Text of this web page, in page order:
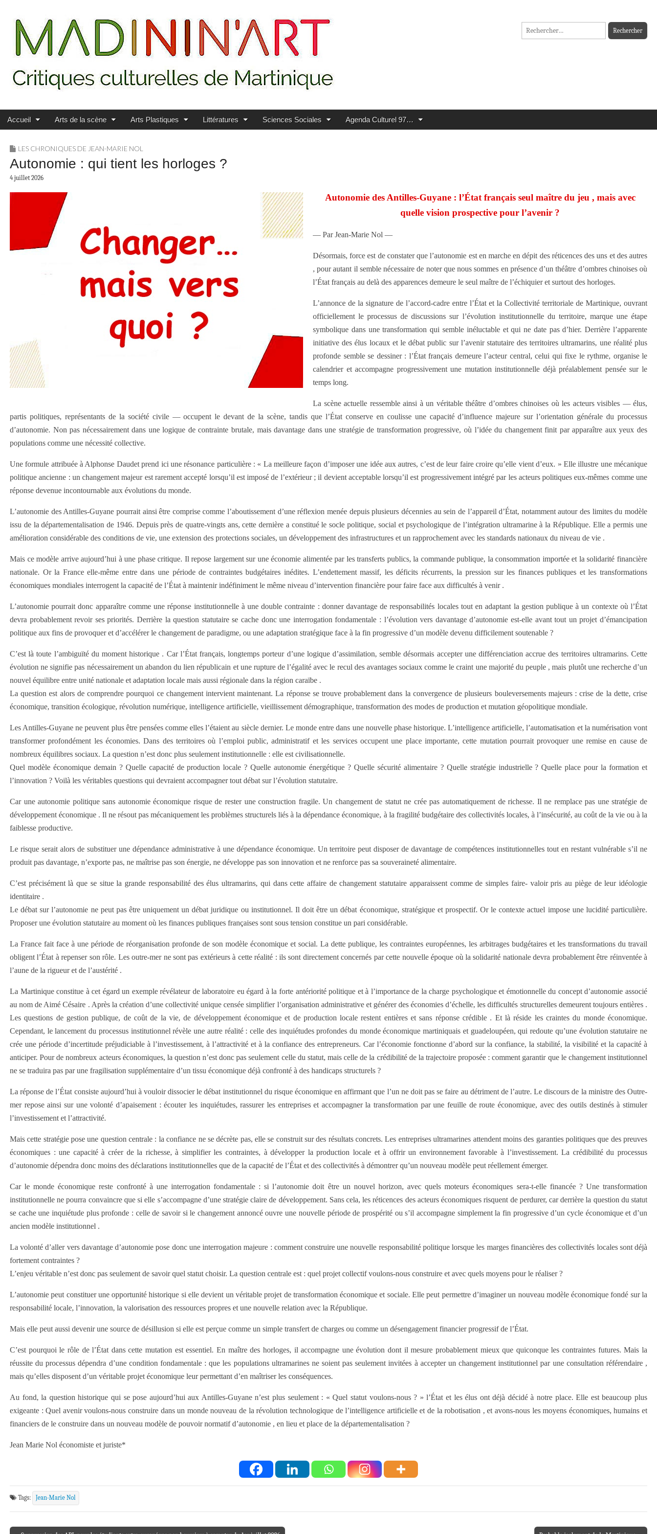
MADININ'ART
Rechercher :
Main menu
Skip to content
Accueil Arts de la scène Arts Plastiques Littératures Sciences Sociales Agenda Culturel 97…
LES CHRONIQUES DE JEAN-MARIE NOL
Autonomie : qui tient les horloges ?
4 juillet 2026
Autonomie des Antilles-Guyane : l’État français seul maître du jeu , mais avec
quelle vision prospective pour l’avenir ?
— Par Jean-Marie Nol —
Désormais, force est de constater que l’autonomie est en marche en dépit des réticences des uns et des autres
, pour autant il semble nécessaire de noter que nous sommes en présence d’un théâtre d’ombres chinoises où
l’État français au delà des apparences demeure le seul maître de l’échiquier et surtout des horloges.
L’annonce de la signature de l’accord-cadre entre l’État et la Collectivité territoriale de Martinique, ouvrant
officiellement le processus de discussions sur l’évolution institutionnelle du territoire, marque une étape
symbolique dans une transformation qui semble inéluctable et qui ne date pas d’hier. Derrière l’apparente
initiative des élus locaux et le débat public sur l’avenir statutaire des territoires ultramarins, une réalité plus
profonde semble se dessiner : l’État français demeure l’acteur central, celui qui fixe le rythme, organise le
calendrier et accompagne progressivement une mutation institutionnelle déjà préalablement pensée sur le
temps long.
La scène actuelle ressemble ainsi à un véritable théâtre d’ombres chinoises où les acteurs visibles — élus,
partis politiques, représentants de la société civile — occupent le devant de la scène, tandis que l’État conserve en coulisse une capacité d’influence majeure sur l’orientation générale du processus
d’autonomie. Non pas nécessairement dans une logique de contrainte brutale, mais davantage dans une stratégie de transformation progressive, où l’idée du changement finit par apparaître aux yeux des
populations comme une nécessité collective.
Une formule attribuée à Alphonse Daudet prend ici une résonance particulière : « La meilleure façon d’imposer une idée aux autres, c’est de leur faire croire qu’elle vient d’eux. » Elle illustre une mécanique
politique ancienne : un changement majeur est rarement accepté lorsqu’il est imposé de l’extérieur ; il devient acceptable lorsqu’il est progressivement intégré par les acteurs politiques eux-mêmes comme une
réponse devenue incontournable aux évolutions du monde.
L’autonomie des Antilles-Guyane pourrait ainsi être comprise comme l’aboutissement d’une réflexion menée depuis plusieurs décennies au sein de l’appareil d’État, notamment autour des limites du modèle
issu de la départementalisation de 1946. Depuis près de quatre-vingts ans, cette dernière a constitué le socle politique, social et psychologique de l’intégration ultramarine à la République. Elle a permis une
amélioration considérable des conditions de vie, une extension des protections sociales, un développement des infrastructures et un rapprochement avec les standards nationaux du niveau de vie .
Mais ce modèle arrive aujourd’hui à une phase critique. Il repose largement sur une économie alimentée par les transferts publics, la commande publique, la consommation importée et la solidarité financière
nationale. Or la France elle-même entre dans une période de contraintes budgétaires inédites. L’endettement massif, les déficits récurrents, la pression sur les finances publiques et les transformations
économiques mondiales interrogent la capacité de l’État à maintenir indéfiniment le même niveau d’intervention financière pour faire face aux difficultés à venir .
L’autonomie pourrait donc apparaître comme une réponse institutionnelle à une double contrainte : donner davantage de responsabilités locales tout en adaptant la gestion publique à un contexte où l’État
devra probablement revoir ses priorités. Derrière la question statutaire se cache donc une interrogation fondamentale : l’évolution vers davantage d’autonomie est-elle avant tout un projet d’émancipation
politique aux fins de provoquer et d’accélérer le changement de paradigme, ou une adaptation stratégique face à la fin progressive d’un modèle devenu difficilement soutenable ?
C’est là toute l’ambiguïté du moment historique . Car l’État français, longtemps porteur d’une logique d’assimilation, semble désormais accepter une différenciation accrue des territoires ultramarins. Cette
évolution ne signifie pas nécessairement un abandon du lien républicain et une rupture de l’égalité avec le recul des avantages sociaux comme le craint une majorité du peuple , mais plutôt une recherche d’un
nouvel équilibre entre unité nationale et adaptation locale mais aussi régionale dans la région caraïbe .
La question est alors de comprendre pourquoi ce changement intervient maintenant. La réponse se trouve probablement dans la convergence de plusieurs bouleversements majeurs : crise de la dette, crise
économique, transition écologique, révolution numérique, intelligence artificielle, vieillissement démographique, transformation des modes de production et mutation géopolitique mondiale.
Les Antilles-Guyane ne peuvent plus être pensées comme elles l’étaient au siècle dernier. Le monde entre dans une nouvelle phase historique. L’intelligence artificielle, l’automatisation et la numérisation vont
transformer profondément les économies. Dans des territoires où l’emploi public, administratif et les services occupent une place importante, cette mutation pourrait provoquer une remise en cause de
nombreux équilibres sociaux. La question n’est donc plus seulement institutionnelle : elle est civilisationnelle.
Quel modèle économique demain ? Quelle capacité de production locale ? Quelle autonomie énergétique ? Quelle sécurité alimentaire ? Quelle stratégie industrielle ? Quelle place pour la formation et
l’innovation ? Voilà les véritables questions qui devraient accompagner tout débat sur l’évolution statutaire.
Car une autonomie politique sans autonomie économique risque de rester une construction fragile. Un changement de statut ne crée pas automatiquement de richesse. Il ne remplace pas une stratégie de
développement économique . Il ne résout pas mécaniquement les problèmes structurels liés à la dépendance économique, à la fragilité budgétaire des collectivités locales, à l’insécurité, au coût de la vie ou à la
faiblesse productive.
Le risque serait alors de substituer une dépendance administrative à une dépendance économique. Un territoire peut disposer de davantage de compétences institutionnelles tout en restant vulnérable s’il ne
produit pas davantage, n’exporte pas, ne maîtrise pas son énergie, ne développe pas son innovation et ne renforce pas sa souveraineté alimentaire.
C’est précisément là que se situe la grande responsabilité des élus ultramarins, qui dans cette affaire de changement statutaire apparaissent comme de simples faire- valoir pris au piège de leur idéologie
identitaire .
Le débat sur l’autonomie ne peut pas être uniquement un débat juridique ou institutionnel. Il doit être un débat économique, stratégique et prospectif. Or le contexte actuel impose une lucidité particulière.
Proposer une évolution statutaire au moment où les finances publiques françaises sont sous tension constitue un pari considérable.
La France fait face à une période de réorganisation profonde de son modèle économique et social. La dette publique, les contraintes européennes, les arbitrages budgétaires et les transformations du travail
obligent l’État à repenser son rôle. Les outre-mer ne sont pas extérieurs à cette réalité : ils sont directement concernés par cette nouvelle époque où la solidarité nationale devra probablement être réinventée à
l’aune de la rigueur et de l’austérité .
La Martinique constitue à cet égard un exemple révélateur de laboratoire eu égard à la forte antériorité politique et à l’importance de la charge psychologique et émotionnelle du concept d’autonomie associé
au nom de Aimé Césaire . Après la création d’une collectivité unique censée simplifier l’organisation administrative et générer des économies d’échelle, les difficultés structurelles demeurent toujours entières .
Les questions de gestion publique, de coût de la vie, de développement économique et de production locale restent entières et sans réponse crédible . Et là réside les craintes du monde économique.
Cependant, le lancement du processus institutionnel révèle une autre réalité : celle des inquiétudes profondes du monde économique martiniquais et guadeloupéen, qui redoute qu’une évolution statutaire ne
crée une période d’incertitude préjudiciable à l’investissement, à l’attractivité et à la confiance des entrepreneurs. Car l’économie fonctionne d’abord sur la confiance, la stabilité, la visibilité et la capacité à
anticiper. Pour de nombreux acteurs économiques, la question n’est donc pas seulement celle du statut, mais celle de la crédibilité de la trajectoire proposée : comment garantir que le changement institutionnel
ne se traduira pas par une fragilisation supplémentaire d’un tissu économique déjà confronté à des handicaps structurels ?
La réponse de l’État consiste aujourd’hui à vouloir dissocier le débat institutionnel du risque économique en affirmant que l’un ne doit pas se faire au détriment de l’autre. Le discours de la ministre des Outre-
mer repose ainsi sur une volonté d’apaisement : écouter les inquiétudes, rassurer les entreprises et accompagner la transformation par une feuille de route économique, avec des outils destinés à stimuler
l’investissement et l’attractivité.
Mais cette stratégie pose une question centrale : la confiance ne se décrète pas, elle se construit sur des résultats concrets. Les entreprises ultramarines attendent moins des garanties politiques que des preuves
économiques : une capacité à créer de la richesse, à simplifier les contraintes, à développer la production locale et à offrir un environnement favorable à l’investissement. La crédibilité du processus
d’autonomie dépendra donc moins des déclarations institutionnelles que de la capacité de l’État et des collectivités à démontrer qu’un nouveau modèle peut réellement émerger.
Car le monde économique reste confronté à une interrogation fondamentale : si l’autonomie doit être un nouvel horizon, avec quels moteurs économiques sera-t-elle financée ? Une transformation
institutionnelle ne pourra convaincre que si elle s’accompagne d’une stratégie claire de développement. Sans cela, les réticences des acteurs économiques risquent de perdurer, car derrière la question du statut
se cache une inquiétude plus profonde : celle de savoir si le changement annoncé ouvre une nouvelle période de prospérité ou s’il accompagne simplement la fin progressive d’un cycle économique et d’un
ancien modèle institutionnel .
La volonté d’aller vers davantage d’autonomie pose donc une interrogation majeure : comment construire une nouvelle responsabilité politique lorsque les marges financières des collectivités locales sont déjà
fortement contraintes ?
L’enjeu véritable n’est donc pas seulement de savoir quel statut choisir. La question centrale est : quel projet collectif voulons-nous construire et avec quels moyens pour le réaliser ?
L’autonomie peut constituer une opportunité historique si elle devient un véritable projet de transformation économique et sociale. Elle peut permettre d’imaginer un nouveau modèle économique fondé sur la
responsabilité locale, l’innovation, la valorisation des ressources propres et une nouvelle relation avec la République.
Mais elle peut aussi devenir une source de désillusion si elle est perçue comme un simple transfert de charges ou comme un désengagement financier progressif de l’État.
C’est pourquoi le rôle de l’État dans cette mutation est essentiel. En maître des horloges, il accompagne une évolution dont il mesure probablement mieux que quiconque les contraintes futures. Mais la
réussite du processus dépendra d’une condition fondamentale : que les populations ultramarines ne soient pas seulement invitées à accepter un changement institutionnel par une consultation référendaire ,
mais qu’elles disposent d’un véritable projet économique leur permettant d’en maîtriser les conséquences.
Au fond, la question historique qui se pose aujourd’hui aux Antilles-Guyane n’est plus seulement : « Quel statut voulons-nous ? » l’État et les élus ont déjà décidé à notre place. Elle est beaucoup plus
exigeante : Quel avenir voulons-nous construire dans un monde nouveau de la révolution technologique de l’intelligence artificielle et de la robotisation , et avons-nous les moyens économiques, humains et
financiers de le construire dans un nouveau modèle de pouvoir normatif d’autonomie , en lieu et place de la départementalisation ?
Jean Marie Nol économiste et juriste*
Tags: Jean-Marie Nol